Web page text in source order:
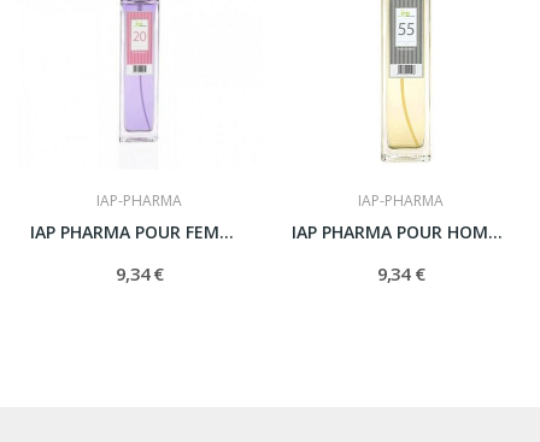
IAP-PHARMA
IAP PHARMA POUR FEMME Nº 20 150 ML
9,34 €
IAP-PHARMA
IAP PHARMA POUR HOMME Nº 55 150 ML
9,34 €